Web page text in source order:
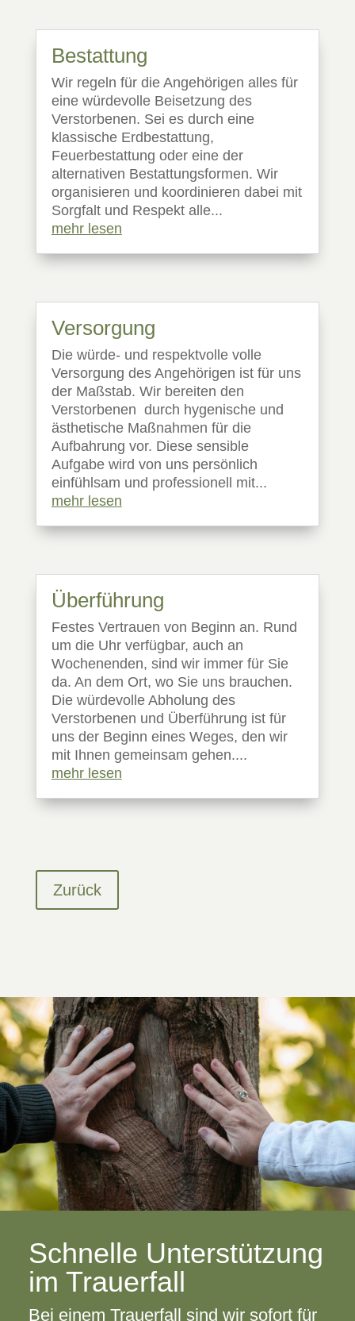
Bestattung
Wir regeln für die Angehörigen alles für
eine würdevolle Beisetzung des
Verstorbenen. Sei es durch eine
klassische Erdbestattung,
Feuerbestattung oder eine der
alternativen Bestattungsformen. Wir
organisieren und koordinieren dabei mit
Sorgfalt und Respekt alle...
mehr lesen
Versorgung
Die würde- und respektvolle volle
Versorgung des Angehörigen ist für uns
der Maßstab. Wir bereiten den
Verstorbenen durch hygenische und
ästhetische Maßnahmen für die
Aufbahrung vor. Diese sensible
Aufgabe wird von uns persönlich
einfühlsam und professionell mit...
mehr lesen
Überführung
Festes Vertrauen von Beginn an. Rund
um die Uhr verfügbar, auch an
Wochenenden, sind wir immer für Sie
da. An dem Ort, wo Sie uns brauchen.
Die würdevolle Abholung des
Verstorbenen und Überführung ist für
uns der Beginn eines Weges, den wir
mit Ihnen gemeinsam gehen....
mehr lesen
Zurück
Schnelle Unterstützung
im Trauerfall
Bei einem Trauerfall sind wir sofort für